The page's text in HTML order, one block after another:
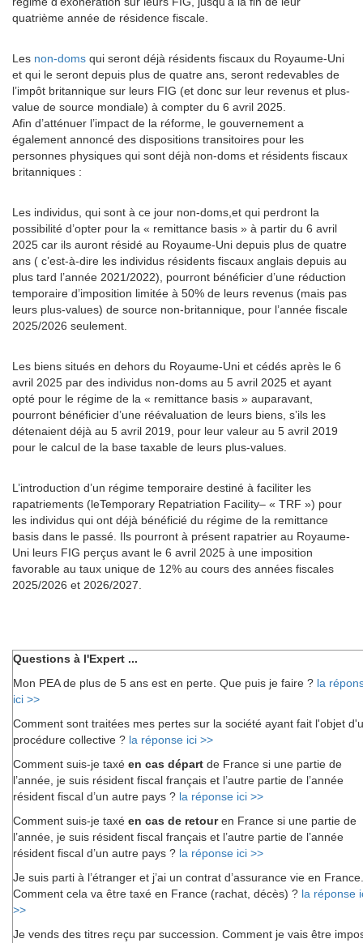
quatrième année de résidence fiscale.
Les non-doms qui seront déjà résidents fiscaux du Royaume-Uni
et qui le seront depuis plus de quatre ans, seront redevables de
l’impôt britannique sur leurs FIG (et donc sur leur revenus et plus-
value de source mondiale) à compter du 6 avril 2025.
Afin d’atténuer l’impact de la réforme, le gouvernement a
également annoncé des dispositions transitoires pour les
personnes physiques qui sont déjà non-doms et résidents fiscaux
britanniques :
Les individus, qui sont à ce jour non-doms,et qui perdront la
possibilité d’opter pour la « remittance basis » à partir du 6 avril
2025 car ils auront résidé au Royaume-Uni depuis plus de quatre
ans ( c’est-à-dire les individus résidents fiscaux anglais depuis au
plus tard l’année 2021/2022), pourront bénéficier d’une réduction
temporaire d’imposition limitée à 50% de leurs revenus (mais pas
leurs plus-values) de source non-britannique, pour l’année fiscale
2025/2026 seulement.
Les biens situés en dehors du Royaume-Uni et cédés après le 6
avril 2025 par des individus non-doms au 5 avril 2025 et ayant
opté pour le régime de la « remittance basis » auparavant,
pourront bénéficier d’une réévaluation de leurs biens, s’ils les
détenaient déjà au 5 avril 2019, pour leur valeur au 5 avril 2019
pour le calcul de la base taxable de leurs plus-values.
L’introduction d’un régime temporaire destiné à faciliter les
rapatriements (leTemporary Repatriation Facility– « TRF ») pour
les individus qui ont déjà bénéficié du régime de la remittance
basis dans le passé. Ils pourront à présent rapatrier au Royaume-
Uni leurs FIG perçus avant le 6 avril 2025 à une imposition
favorable au taux unique de 12% au cours des années fiscales
2025/2026 et 2026/2027.
Questions à l'Expert ...
Mon PEA de plus de 5 ans est en perte. Que puis je faire ? la
ici >>
Comment sont traitées mes pertes sur la société ayant fait l'objet
procédure collective ? la réponse ici >>
Comment suis-je taxé en cas départ de France si une partie de
l’année, je suis résident fiscal français et l’autre partie de l’année
résident fiscal d’un autre pays ? la réponse ici >>
Comment suis-je taxé en cas de retouren France si une partie de
l’année, je suis résident fiscal français et l’autre partie de l’année
résident fiscal d’un autre pays ? la réponse ici >>
Je suis parti à l’étranger et j’ai un contrat d’assurance vie en France.
Comment cela va être taxé en France (rachat, décès) ? la réponse
>>
Je vends des titres reçu par succession. Comment je vais être